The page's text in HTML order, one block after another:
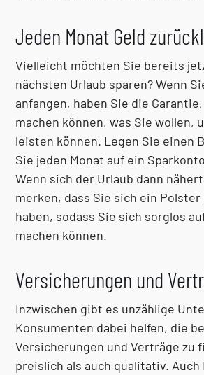
Jeden Monat Geld
Vielleicht möchten Sie bereits
nächsten Urlaub sparen? Wenn
anfangen, haben Sie die
machen können, was Sie wollen,
leisten können. Legen Sie einen
Sie jeden Monat auf ein
Wenn sich der Urlaub dann
merken, dass Sie sich ein Polster
haben, sodass Sie sich sorglos
machen können.
Versicherungen und
Inzwischen gibt es unzählige
Konsumenten dabei helfen, die
Versicherungen und Verträge zu
preislich als auch qualitativ. Auch